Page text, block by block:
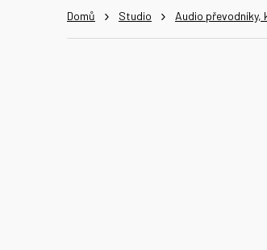
Domů Studio Audio převodníky,